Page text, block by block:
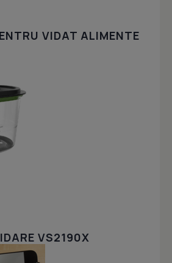
VIDAT ALIMENTE
VS2190X